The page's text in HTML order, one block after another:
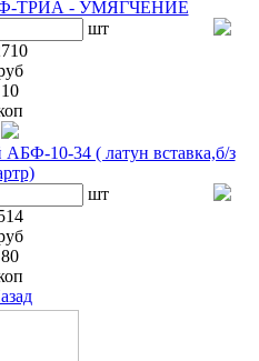
ТРИА - УМЯГЧЕНИЕ
шт
10
10-34 ( латун вставка,б/з
шт
80